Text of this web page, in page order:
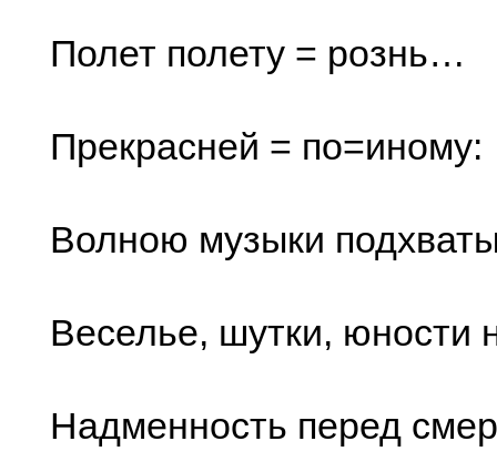
Полет полету = рознь…
Прекрасней = по=иному:
Волною музыки
Веселье, шутки, юности
Надменность перед